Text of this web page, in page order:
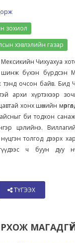
зохиол
хэвлэлийн газар
Мексикийн Чихуахуа
бүхэн бүрдсэн
тэнд очсон байв.
архи хүртэхээр
хонх шөнийн
би тодхон
цэлийнэ.
нүцгэн толгод дээрх
ч буун дуу
ТҮГЭЭХ